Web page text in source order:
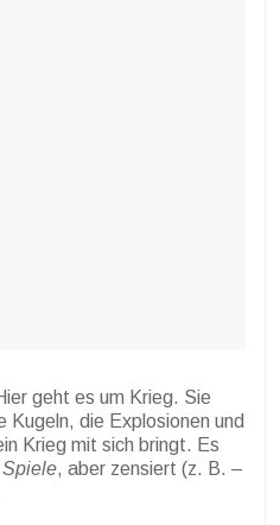
geht es um Krieg. Sie
Kugeln, die Explosionen und
Krieg mit sich bringt. Es
Spiele, aber zensiert (z. B. –